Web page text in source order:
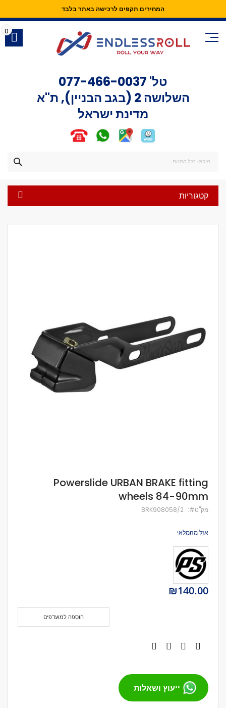
המחירים תקפים לרכישה באתר בלבד
Skip
Content
טל' 077-466-0037
השלושה 2 (בגב הבניין), ת"א
מדינת ישראל
0
קטגוריות
לדלג
להתחלה
של
תמונות
Powerslide URBAN BRAKE fitting
wheels 84-90mm
מק''ט BRK908058/2
אזל מהמלאי
₪140.00
הוספה למועדפים
ייעוץ ושאלות